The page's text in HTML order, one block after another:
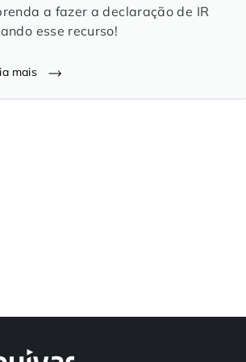
a fazer a declaração de IR
esse recurso!
mais